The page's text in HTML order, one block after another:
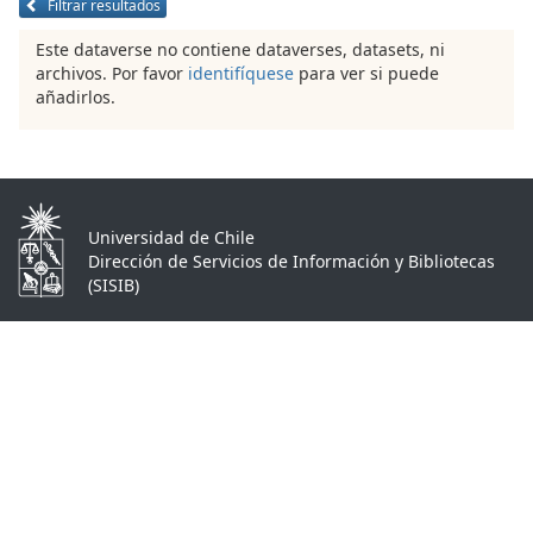
Filtrar resultados
Este dataverse no contiene dataverses, datasets, ni
archivos. Por favor identifíquese para ver si puede
añadirlos.
Universidad de Chile
Dirección de Servicios de Información y Bibliotecas
(SISIB)